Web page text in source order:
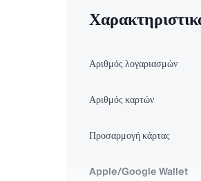
Αριθμός λογαριασμών
Αριθμός καρτών
Προσαρμογή κάρτας
Apple/Google Wallet